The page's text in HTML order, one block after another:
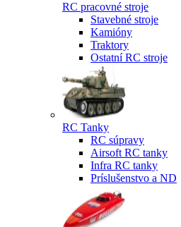
RC pracovné stroje
Stavebné stroje
Kamióny
Traktory
Ostatní RC stroje
RC Tanky
RC súpravy
Airsoft RC tanky
Infra RC tanky
Príslušenstvo a ND